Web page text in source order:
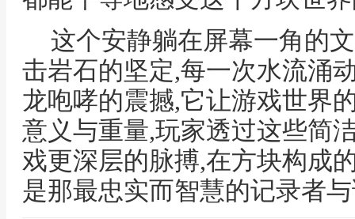
这个安静躺在屏幕一角的
击岩石的坚定,每一次水流涌
龙咆哮的震撼,它让游戏世界
意义与重量,玩家透过这些简
戏更深层的脉搏,在方块构成
是那最忠实而智慧的记录者